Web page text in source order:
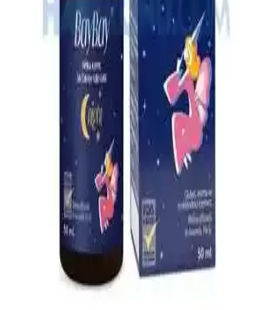
En İyi Bebek Çantası Seçimi: Dayanıklı, Pratik ve
Ergonomik Modeller Rehberi
Bebek çantası seçerken dayanıklılık, su geçirmezlik, geniş iç hacim
ve ergonomik tasarım gibi önemli özelliklere dikkat edin. Bu
rehberle en uygun modeli kolayca bulun.
Çocuklar İçin Güvenli ve Etkili Boğaz Spreyleri:
Kullanım ve Güvenlik Rehberi
Çocuklar için güvenli ve doğal içeriklerle formüle edilen boğaz
spreyleri, tahrişi hafifletir ve rahatlatır. Kullanım talimatlarına
uyulduğunda güvenlidir, ebeveynler ve doktorlar tarafından tercih
Yıkanabilir Kilitli Bebek Mama Kabı ve Gıda
Poşetleri: Güvenli ve Ekonomik Saklama Çözümleri
Yıkanabilir kilitli bebek mama kabı ve gıda poşetleri hijyen ve
sürdürülebilirlik sağlar, kolay temizlenir, güvenli ve ekonomik
kullanımıyla ebeveynlerin tercihidir.
Bebeklerde Uyku Kalitesini Artıran Doğal Uyku